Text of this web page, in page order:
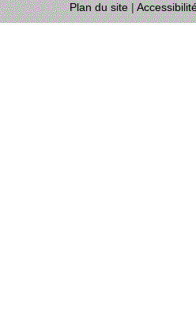
Plan du site|